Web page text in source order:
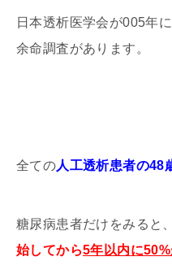
日本透析医学会が005年
余命調査があります。
全ての人工透析患者の48
糖尿病患者だけをみると、
始してから5年以内に